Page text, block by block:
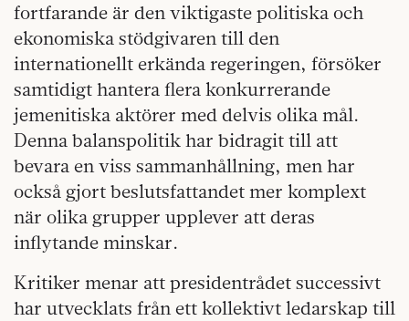
fortfarande är den viktigaste politiska och
ekonomiska stödgivaren till den
internationellt erkända regeringen, försöker
samtidigt hantera flera konkurrerande
jemenitiska aktörer med delvis olika mål.
Denna balanspolitik har bidragit till att
bevara en viss sammanhållning, men har
också gjort beslutsfattandet mer komplext
när olika grupper upplever att deras
inflytande minskar.
Kritiker menar att presidentrådet successivt
har utvecklats från ett kollektivt ledarskap till